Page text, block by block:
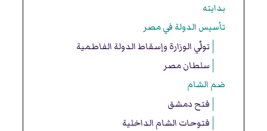
بدايته
تأسيس الدولة في مصر
تولّي الوزارة وإسقاط الدولة الفاطمية
سلطان مصر
ضم الشام
فتح دمشق
فتوحات الشام الداخلية